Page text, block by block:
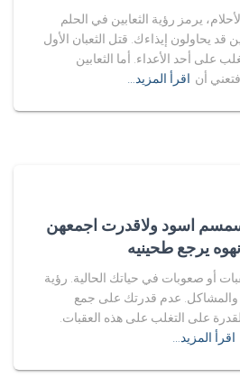
يرمز رؤية الثعابين في الحلم
قد يحاولون إيذاءك. قتل الثعبان الأول
على أحد الأعداء. أما الثعابين
أن اقرأ المزيد…
اسود ولاقدرت اجمعهن
يرجع طحينيه
أو صعوبات في حياتك الحالية. رؤية
والمشاكل. عدم قدرتك على جمع
على التغلب على هذه العقبات.
اقرأ المزيد…